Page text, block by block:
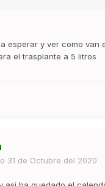
esperar y ver como van
el trasplante a 5 litros
31 de Octubre del 2020